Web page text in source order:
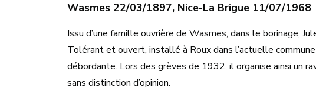
Wasmes 22/03/1897, Nice-La Brigue 11/07/1968
Issu d’une famille ouvrière de Wasmes, dans le borinage,
Tolérant et ouvert, installé à Roux dans l’actuelle
débordante. Lors des grèves de 1932, il organise ainsi un
sans distinction d’opinion.